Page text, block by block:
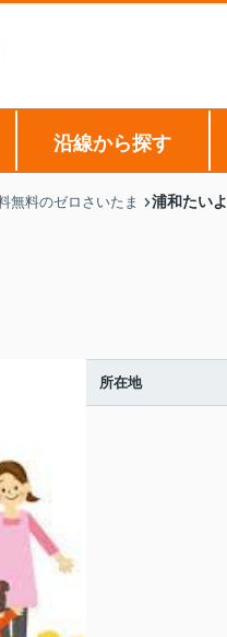
沿線から探す
無料のゼロさいたま 浦和たい
所在地